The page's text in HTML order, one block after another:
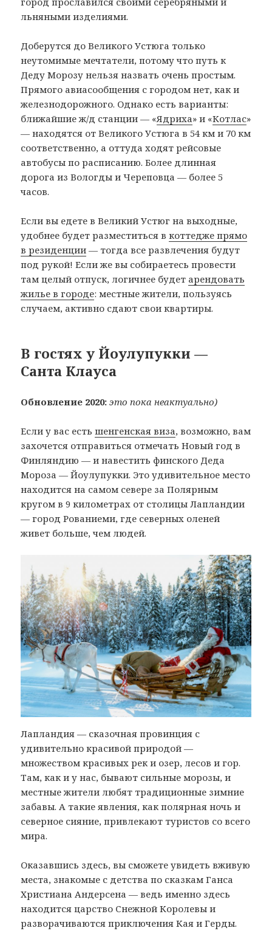
льняными изделиями.
Доберутся до Великого Устюга только
неутомимые мечтатели, потому что путь к
Деду Морозу нельзя назвать очень простым.
Прямого авиасообщения с городом нет, как и
железнодорожного. Однако есть варианты:
ближайшие ж/д станции — «Ядриха» и «Котлас»
— находятся от Великого Устюга в 54 км и 70 км
соответственно, а оттуда ходят рейсовые
автобусы по расписанию. Более длинная
дорога из Вологды и Череповца — более 5
часов.
Если вы едете в Великий Устюг на выходные,
удобнее будет разместиться вкоттедже прямо
в резиденции — тогда все развлечения будут
под рукой! Если же вы собираетесь провести
там целый отпуск, логичнее будет арендовать
жилье в городе: местные жители, пользуясь
случаем, активно сдают свои квартиры.
В гостях у Йоулупукки —
Санта Клауса
Обновление 2020:это пока неактуально)
Если у вас естьшенгенская виза, возможно, вам
захочется отправиться отмечать Новый год в
Финляндию — и навестить финского Деда
Мороза — Йоулупукки. Это удивительное место
находится на самом севере за Полярным
кругом в 9 километрах от столицы Лапландии
— город Рованиеми, где северных оленей
живет больше, чем людей.
Лапландия — сказочная провинция с
удивительно красивой природой —
множеством красивых рек и озер, лесов и гор.
Там, как и у нас, бывают сильные морозы, и
местные жители любят традиционные зимние
забавы. А такие явления, как полярная ночь и
северное сияние, привлекают туристов со всего
мира.
Оказавшись здесь, вы сможете увидеть вживую
места, знакомые с детства по сказкам Ганса
Христиана Андерсена — ведь именно здесь
находится царство Снежной Королевы и
разворачиваются приключения Кая и Герды.